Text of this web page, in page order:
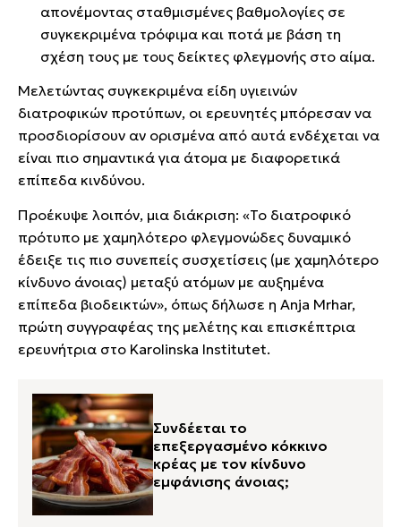
απονέμοντας σταθμισμένες βαθμολογίες σε
συγκεκριμένα τρόφιμα και ποτά με βάση τη
σχέση τους με τους δείκτες φλεγμονής στο αίμα.
Μελετώντας συγκεκριμένα είδη υγιεινών
διατροφικών προτύπων, οι ερευνητές μπόρεσαν να
προσδιορίσουν αν ορισμένα από αυτά ενδέχεται να
είναι πιο σημαντικά για άτομα με διαφορετικά
επίπεδα κινδύνου.
Προέκυψε λοιπόν, μια διάκριση: «Το διατροφικό
πρότυπο με χαμηλότερο φλεγμονώδες δυναμικό
έδειξε τις πιο συνεπείς συσχετίσεις (με χαμηλότερο
κίνδυνο άνοιας) μεταξύ ατόμων με αυξημένα
επίπεδα βιοδεικτών», όπως δήλωσε η Anja Mrhar,
πρώτη συγγραφέας της μελέτης και επισκέπτρια
ερευνήτρια στο Karolinska Institutet.
Συνδέεται το
επεξεργασμένο κόκκινο
κρέας με τον κίνδυνο
εμφάνισης άνοιας;